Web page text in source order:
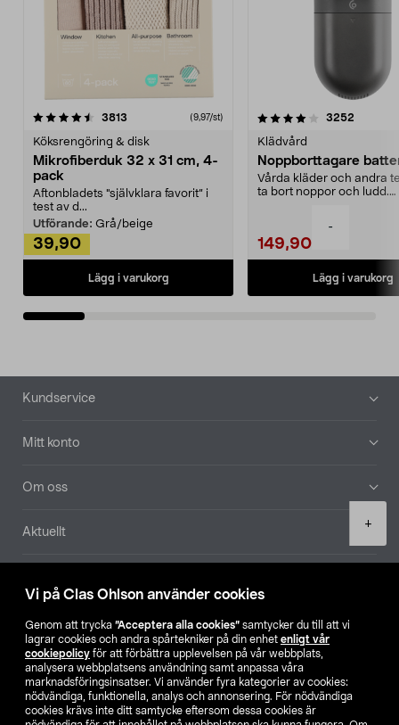
Vi på Clas Ohlson använder cookies
Genom att trycka ”Acceptera alla cookies” samtycker du till att vi
lagrar cookies och andra spårtekniker på din enhet enligt vår
cookiepolicy för att förbättra upplevelsen på vår webbplats,
analysera webbplatsens användning samt anpassa våra
marknadsföringsinsatser. Vi använder fyra kategorier av cookies:
nödvändiga, funktionella, analys och annonsering. För nödvändiga
cookies krävs inte ditt samtycke eftersom dessa cookies är
-
+
3813 (9,97/st)
Köksrengöring & disk
Mikrofiberduk 32 x 31 cm, 4-
pack
Aftonbladets "självklara favorit” i
test av d...
Utförande: Grå/beige
39,90
Lägg i varukorg
4.0av 5 stjärnor 3252
Klädvård
Noppborttagare
Vårda kläder och andra
ta bort noppor och ludd.
149,90
Lägg i varukorg
4.5av 5 stjärnor
Sidfot
Kundservice
Mitt konto
Om oss
Aktuellt
Hitta butik
SE NO FI